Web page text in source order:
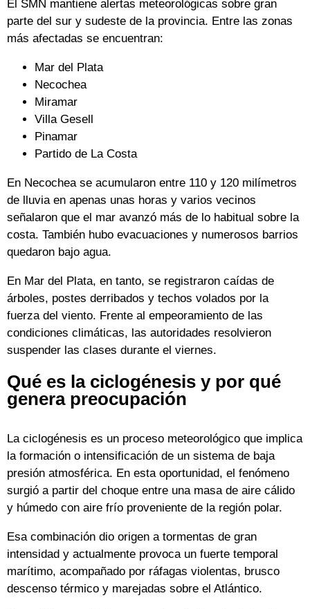
El SMN mantiene alertas meteorológicas sobre gran
parte del sur y sudeste de la provincia. Entre las zonas
más afectadas se encuentran:
Mar del Plata
Necochea
Miramar
Villa Gesell
Pinamar
Partido de La Costa
En Necochea se acumularon entre 110 y 120 milímetros
de lluvia en apenas unas horas y varios vecinos
señalaron que el mar avanzó más de lo habitual sobre la
costa. También hubo evacuaciones y numerosos barrios
quedaron bajo agua.
En Mar del Plata, en tanto, se registraron caídas de
árboles, postes derribados y techos volados por la
fuerza del viento. Frente al empeoramiento de las
condiciones climáticas, las autoridades resolvieron
suspender las clases durante el viernes.
Qué es la ciclogénesis y por qué
genera preocupación
La ciclogénesis es un proceso meteorológico que implica
la formación o intensificación de un sistema de baja
presión atmosférica. En esta oportunidad, el fenómeno
surgió a partir del choque entre una masa de aire cálido
y húmedo con aire frío proveniente de la región polar.
Esa combinación dio origen a tormentas de gran
intensidad y actualmente provoca un fuerte temporal
marítimo, acompañado por ráfagas violentas, brusco
descenso térmico y marejadas sobre el Atlántico.